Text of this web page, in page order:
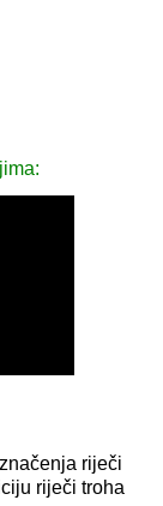
riječi
riječi troha